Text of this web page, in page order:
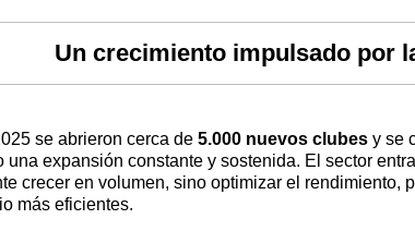
Un crecimiento impulsado por
se abrieron cerca de 5.000 nuevos clubesy se
una expansión constante y sostenida. El sector
crecer en volumen, sino optimizar el rendimiento,
más eficientes.